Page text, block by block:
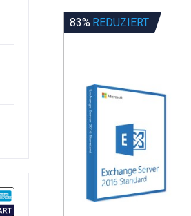
83% REDUZIERT